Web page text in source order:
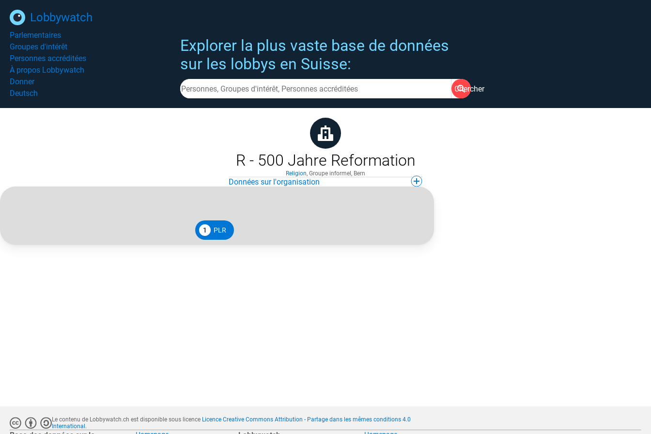
Lobbywatch
Parlementaires
Groupes d'intérêt
Personnes accréditées
À propos Lobbywatch
Donner
Deutsch
Explorer la plus vaste base de données
sur les lobbys en Suisse:
Chercher
R - 500 Jahre Reformation
Religion, Groupe informel , Bern
Données sur l'organisation
1 PLR
Le contenu de Lobbywatch.ch est disponible sous licence Licence Creative Commons Attribution - Partage dans les mêmes conditions 4.0
International .